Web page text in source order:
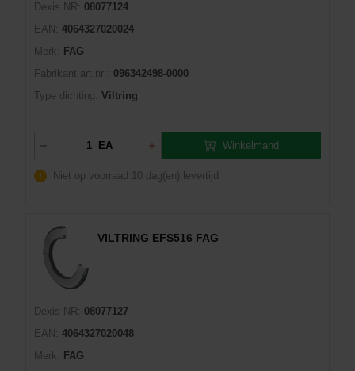
Dexis NR:
08077124
EAN:
4064327020024
Merk:
FAG
Fabrikant art.nr::
096342498-0000
Type dichting: Viltring
EA Winkelmand
Niet op voorraad 10 dag(en) levertijd
VILTRING EFS516 FAG
Dexis NR:
08077127
EAN:
4064327020048
Merk:
FAG